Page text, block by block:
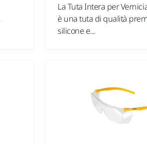
La Tuta Intera per
è una tuta di qualità
silicone e...